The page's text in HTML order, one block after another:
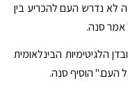
נדרש העם להכריע בין
אמר סנה.
הלגיטימיות הבינלאומית
העם." הוסיף סנה.